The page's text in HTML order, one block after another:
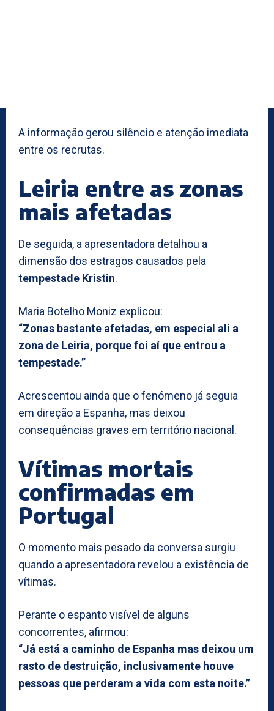
A informação gerou silêncio e atenção imediata
entre os recrutas.
Leiria entre as zonas
mais afetadas
De seguida, a apresentadora detalhou a
dimensão dos estragos causados pela
tempestade Kristin.
Maria Botelho Moniz explicou:
“Zonas bastante afetadas, em especial ali a
zona de Leiria, porque foi aí que entrou a
tempestade.”
Acrescentou ainda que o fenómeno já seguia
em direção a Espanha, mas deixou
consequências graves em território nacional.
Vítimas mortais
confirmadas em
Portugal
O momento mais pesado da conversa surgiu
quando a apresentadora revelou a existência de
vítimas.
Perante o espanto visível de alguns
concorrentes, afirmou:
“Já está a caminho de Espanha mas deixou um
rasto de destruição, inclusivamente houve
pessoas que perderam a vida com esta noite.”